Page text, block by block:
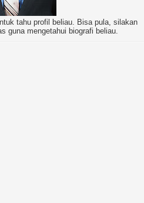
tahu profil beliau. Bisa pula, silakan
guna mengetahui biografi beliau.